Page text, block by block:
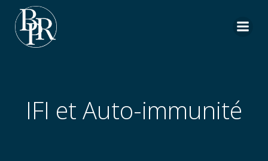
IFI et Auto-immunité